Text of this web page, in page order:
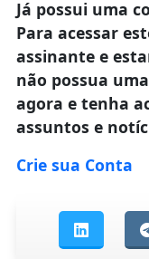
Já possui uma
Para acessar
assinante e
não possua
agora e tenha
assuntos e
Crie sua Conta